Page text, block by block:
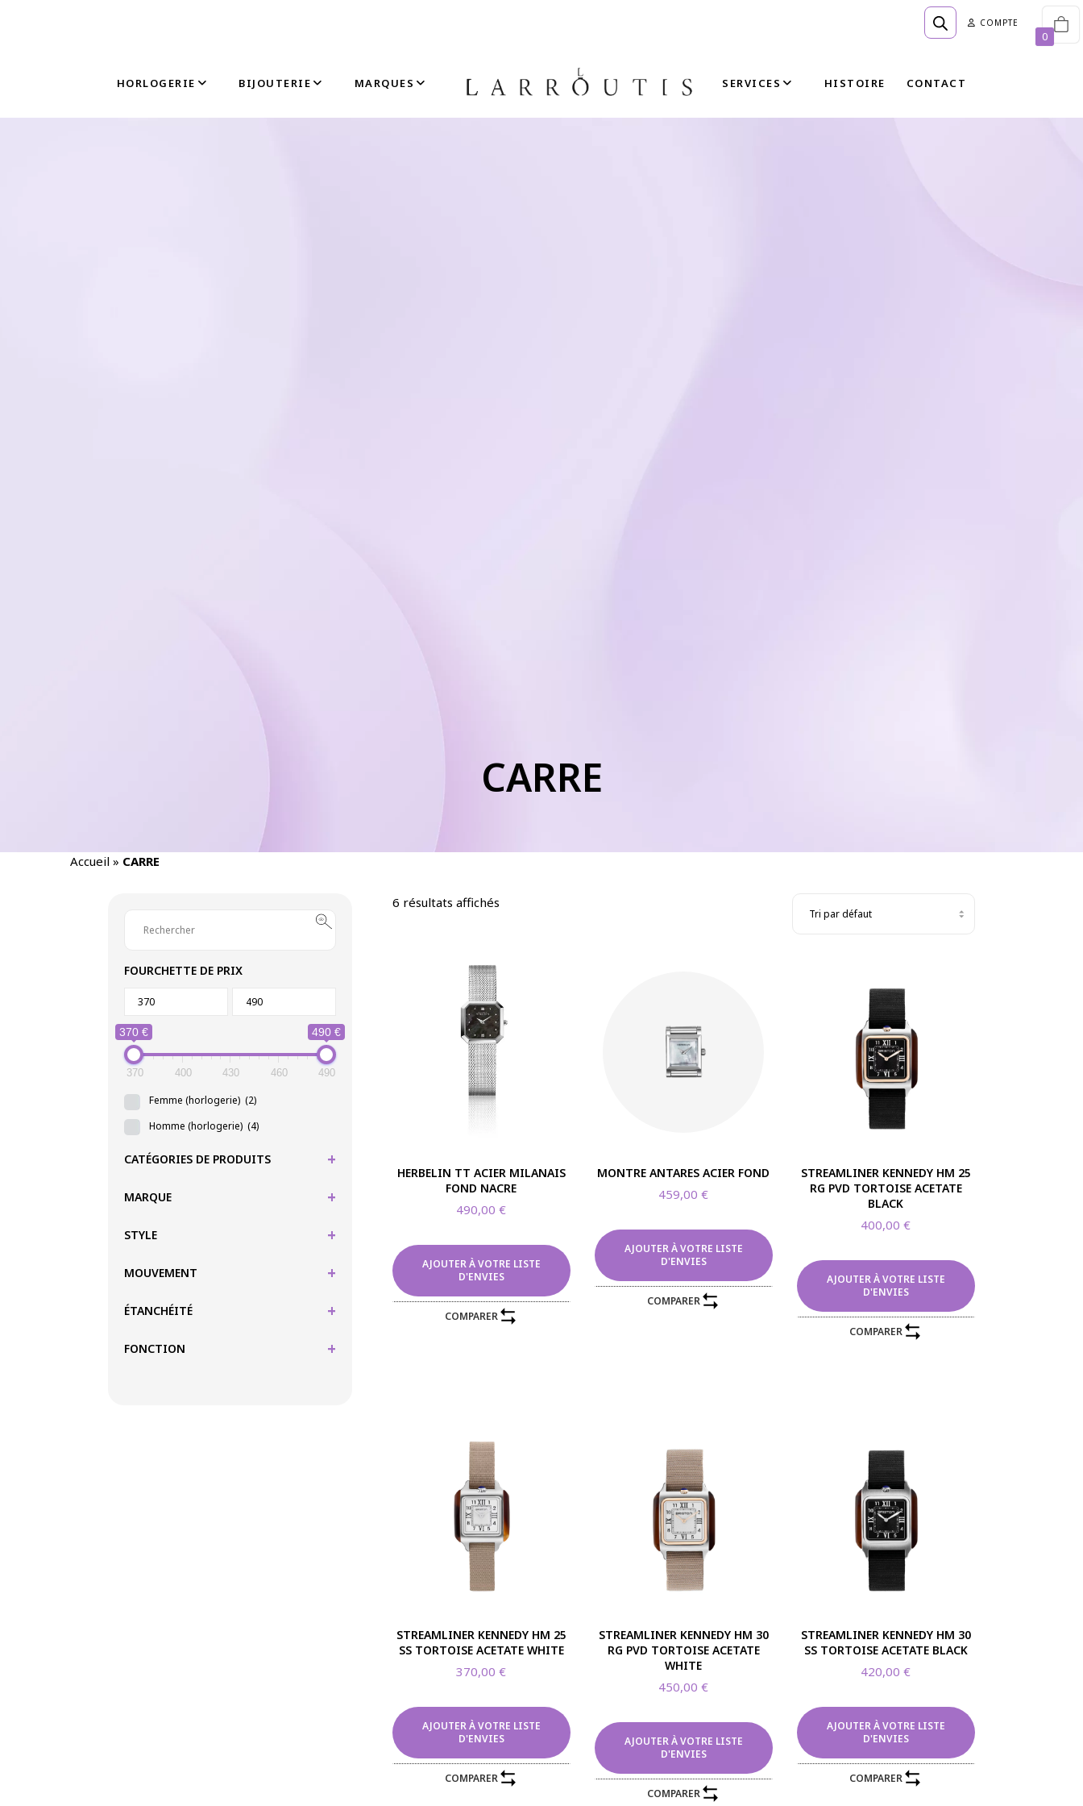
COMPTE
HORLOGERIE BIJOUTERIE MARQUES SERVICES HISTOIRE CONTACT
CARRE
Accueil » CARRE
6 résultats affichés
HERBELIN TT ACIER MILANAIS
FOND NACRE
490,00€
AJOUTER À VOTRE LISTE
D'ENVIES
COMPARER
MONTRE ANTARES ACIER FOND
459,00€
AJOUTER À VOTRE LISTE
D'ENVIES
COMPARER
STREAMLINER KENNEDY HM 25
RG PVD TORTOISE ACETATE
BLACK
400,00€
AJOUTER À VOTRE LISTE
D'ENVIES
COMPARER
STREAMLINER KENNEDY HM 25
SS TORTOISE ACETATE WHITE
370,00€
AJOUTER À VOTRE LISTE
D'ENVIES
COMPARER
STREAMLINER KENNEDY HM 30
RG PVD TORTOISE ACETATE
WHITE
450,00€
AJOUTER À VOTRE LISTE
D'ENVIES
COMPARER
STREAMLINER KENNEDY HM 30
SS TORTOISE ACETATE BLACK
420,00€
AJOUTER À VOTRE LISTE
D'ENVIES
COMPARER
FOURCHETTE DE PRIX
370 € 490 €
370 400 430 460 490
Femme (horlogerie) (2)
Homme (horlogerie) (4)
CATÉGORIES DE PRODUITS +
MARQUE +
STYLE +
MOUVEMENT +
ÉTANCHÉITÉ +
FONCTION +
LIVRAISON EN FRANCE MÉTROPOLITAINE +DE 100 ANS D'EXISTENCE
Be Maad
Charles Garnier
Notre histoire
Notre boutique en ligne
Contactez-nous
0